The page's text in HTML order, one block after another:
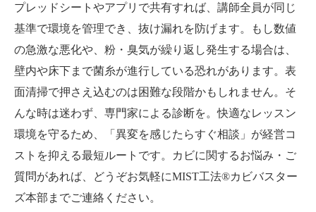
プレッドシートやアプリで共有すれば、講師全員が同じ
基準で環境を管理でき、抜け漏れを防げます。もし数値
の急激な悪化や、粉・臭気が繰り返し発生する場合は、
壁内や床下まで菌糸が進行している恐れがあります。表
面清掃で押さえ込むのは困難な段階かもしれません。そ
んな時は迷わず、専門家による診断を。快適なレッスン
環境を守るため、「異変を感じたらすぐ相談」が経営コ
ストを抑える最短ルートです。カビに関するお悩み・ご
質問があれば、どうぞお気軽にMIST工法®カビバスター
ズ本部までご連絡ください。